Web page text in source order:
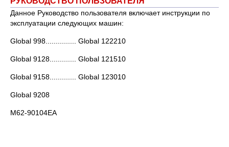
Данное Руководство пользователя включает инструкции по
эксплуатации следующих машин:
Global 998............... Global 122210
Global 9128............. Global 121510
Global 9158............. Global 123010
Global 9208
М62-90104EA